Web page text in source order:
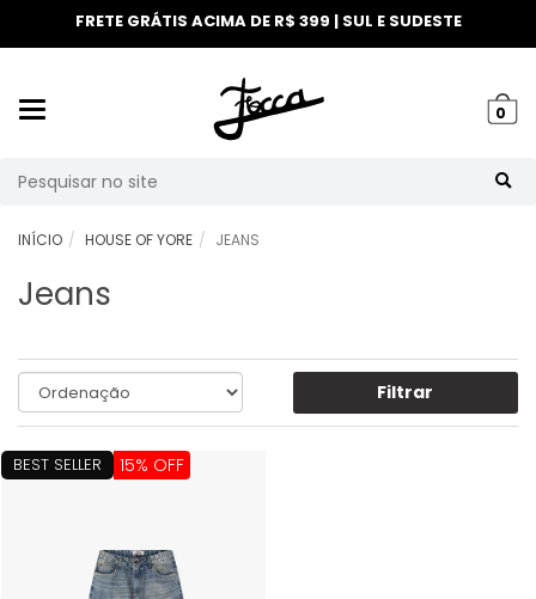
FRETE GRÁTIS ACIMA DE R$ 399 | SUL E SUDESTE
0
INÍCIO HOUSE OF YORE JEANS
Jeans
Filtrar
BEST SELLER 15% OFF